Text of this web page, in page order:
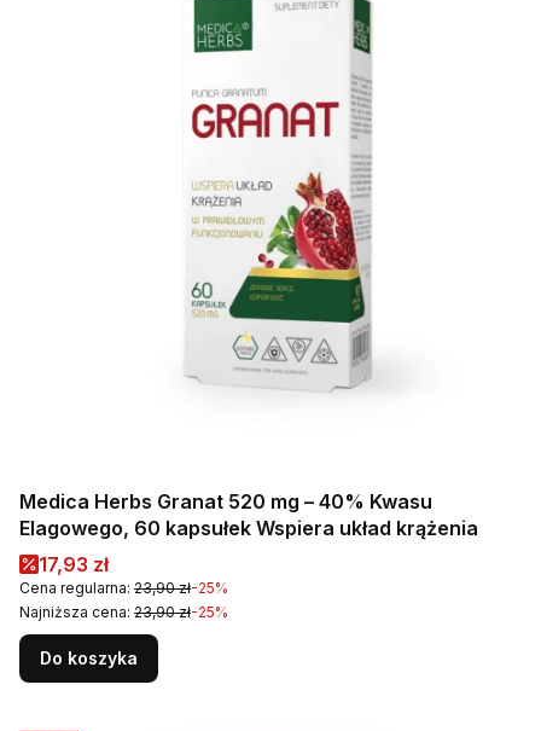
Medica Herbs Granat 520 mg – 40% Kwasu
Elagowego, 60 kapsułek Wspiera układ krążenia
Cena promocyjna
17,93 zł
Cena regularna: 23,90 zł-25%
Najniższa cena: 23,90 zł-25%
Do koszyka